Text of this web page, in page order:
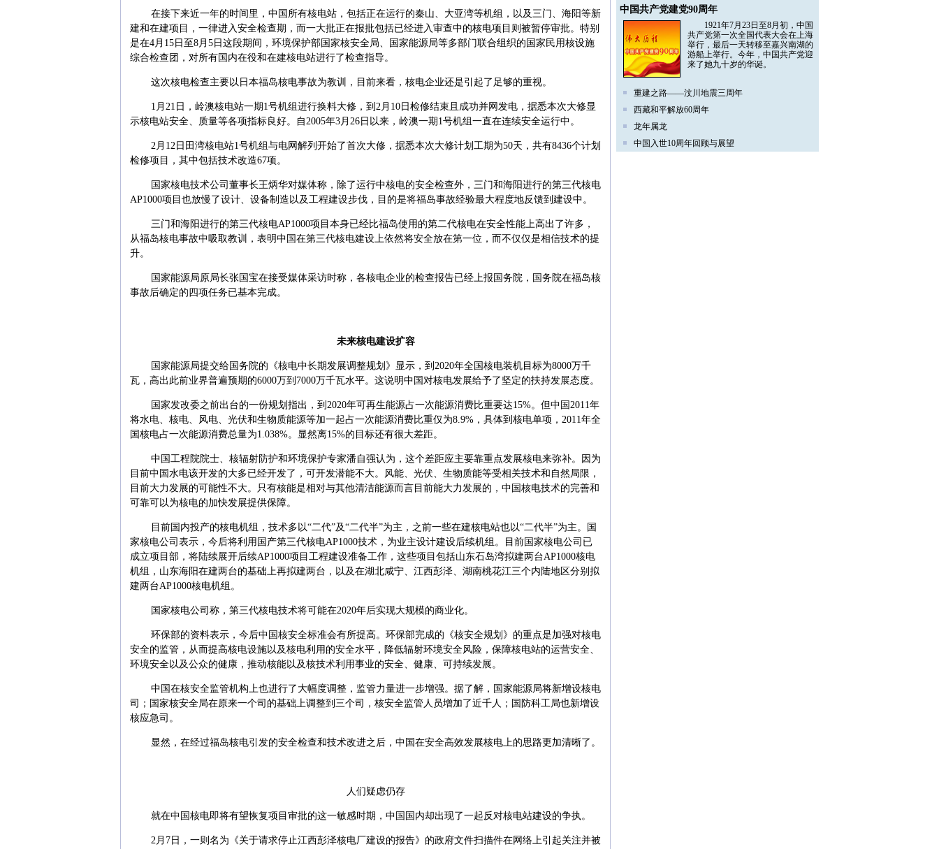
在接下来近一年的时间里，中国所有核电站，包括正在运行的秦山、大亚湾等机组，以及三门、海阳等新
建和在建项目，一律进入安全检查期，而一大批正在报批包括已经进入审查中的核电项目则被暂停审批。特别
是在4月15日至8月5日这段期间，环境保护部国家核安全局、国家能源局等多部门联合组织的国家民用核设施
综合检查团，对所有国内在役和在建核电站进行了检查指导。
这次核电检查主要以日本福岛核电事故为教训，目前来看，核电企业还是引起了足够的重视。
1月21日，岭澳核电站一期1号机组进行换料大修，到2月10日检修结束且成功并网发电，据悉本次大修显
示核电站安全、质量等各项指标良好。自2005年3月26日以来，岭澳一期1号机组一直在连续安全运行中。
2月12日田湾核电站1号机组与电网解列开始了首次大修，据悉本次大修计划工期为50天，共有8436个计划
检修项目，其中包括技术改造67项。
国家核电技术公司董事长王炳华对媒体称，除了运行中核电的安全检查外，三门和海阳进行的第三代核电
AP1000项目也放慢了设计、设备制造以及工程建设步伐，目的是将福岛事故经验最大程度地反馈到建设中。
三门和海阳进行的第三代核电AP1000项目本身已经比福岛使用的第二代核电在安全性能上高出了许多，
从福岛核电事故中吸取教训，表明中国在第三代核电建设上依然将安全放在第一位，而不仅仅是相信技术的提
升。
国家能源局原局长张国宝在接受媒体采访时称，各核电企业的检查报告已经上报国务院，国务院在福岛核
事故后确定的四项任务已基本完成。
未来核电建设扩容
国家能源局提交给国务院的《核电中长期发展调整规划》显示，到2020年全国核电装机目标为8000万千
瓦，高出此前业界普遍预期的6000万到7000万千瓦水平。这说明中国对核电发展给予了坚定的扶持发展态度。
国家发改委之前出台的一份规划指出，到2020年可再生能源占一次能源消费比重要达15%。但中国2011年
将水电、核电、风电、光伏和生物质能源等加一起占一次能源消费比重仅为8.9%，具体到核电单项，2011年全
国核电占一次能源消费总量为1.038%。显然离15%的目标还有很大差距。
中国工程院院士、核辐射防护和环境保护专家潘自强认为，这个差距应主要靠重点发展核电来弥补。因为
目前中国水电该开发的大多已经开发了，可开发潜能不大。风能、光伏、生物质能等受相关技术和自然局限，
目前大力发展的可能性不大。只有核能是相对与其他清洁能源而言目前能大力发展的，中国核电技术的完善和
可靠可以为核电的加快发展提供保障。
目前国内投产的核电机组，技术多以“二代”及“二代半”为主，之前一些在建核电站也以“二代半”为主。国
家核电公司表示，今后将利用国产第三代核电AP1000技术，为业主设计建设后续机组。目前国家核电公司已
成立项目部，将陆续展开后续AP1000项目工程建设准备工作，这些项目包括山东石岛湾拟建两台AP1000核电
机组，山东海阳在建两台的基础上再拟建两台，以及在湖北咸宁、江西彭泽、湖南桃花江三个内陆地区分别拟
建两台AP1000核电机组。
国家核电公司称，第三代核电技术将可能在2020年后实现大规模的商业化。
环保部的资料表示，今后中国核安全标准会有所提高。环保部完成的《核安全规划》的重点是加强对核电
安全的监管，从而提高核电设施以及核电利用的安全水平，降低辐射环境安全风险，保障核电站的运营安全、
环境安全以及公众的健康，推动核能以及核技术利用事业的安全、健康、可持续发展。
中国在核安全监管机构上也进行了大幅度调整，监管力量进一步增强。据了解，国家能源局将新增设核电
司；国家核安全局在原来一个司的基础上调整到三个司，核安全监管人员增加了近千人；国防科工局也新增设
核应急司。
显然，在经过福岛核电引发的安全检查和技术改进之后，中国在安全高效发展核电上的思路更加清晰了。
人们疑虑仍存
就在中国核电即将有望恢复项目审批的这一敏感时期，中国国内却出现了一起反对核电站建设的争执。
2月7日，一则名为《关于请求停止江西彭泽核电厂建设的报告》的政府文件扫描件在网络上引起关注并被
中国共产党建党90周年
1921年7月23日至8月初，中国
共产党第一次全国代表大会在上海
举行，最后一天转移至嘉兴南湖的
游船上举行。今年，中国共产党迎
来了她九十岁的华诞。
重建之路——汶川地震三周年
西藏和平解放60周年
龙年属龙
中国入世10周年回顾与展望